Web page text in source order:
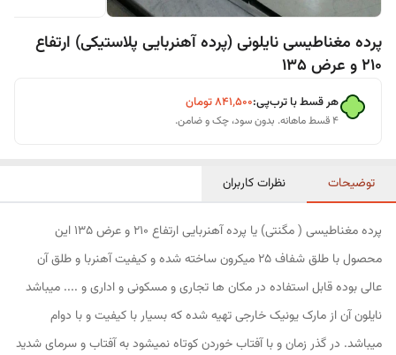
پرده مغناطیسی نایلونی (پرده آهنربایی پلاستیکی) ارتفاع
210 و عرض 135
هر قسط با ترب‌پی:۸۴۱٬۵۰۰تومان
۴ قسط ماهانه. بدون سود، چک و ضامن.
توضیحات نظرات کاربران
پرده مغناطیسی ( مگنتی) یا پرده آهنربایی ارتفاع 210 و عرض 135 این
محصول با طلق شفاف 25 میکرون ساخته شده و کیفیت آهنربا و طلق آن
عالی بوده قابل استفاده در مکان ها تجاری و مسکونی و اداری و .... میباشد
نایلون آن از مارک یونیک خارجی تهیه شده که بسیار با کیفیت و با دوام
میباشد. در گذر زمان و با آفتاب خوردن کوتاه نمیشود به آفتاب و سرمای شدید